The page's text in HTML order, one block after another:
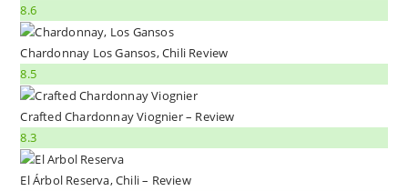
8.6
Chardonnay Los Gansos, Chili Review
8.5
Crafted Chardonnay Viognier – Review
8.3
El Árbol Reserva, Chili – Review